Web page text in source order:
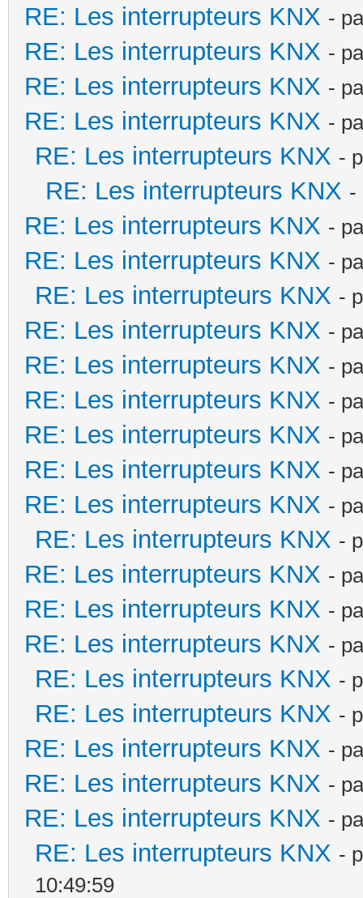
RE: Les interrupteurs KNX -
RE: Les interrupteurs KNX -
RE: Les interrupteurs KNX -
RE: Les interrupteurs KNX -
RE: Les interrupteurs KNX -
RE: Les interrupteurs KNX -
RE: Les interrupteurs KNX -
RE: Les interrupteurs KNX -
RE: Les interrupteurs KNX -
RE: Les interrupteurs KNX -
RE: Les interrupteurs KNX -
RE: Les interrupteurs KNX -
RE: Les interrupteurs KNX -
RE: Les interrupteurs KNX -
RE: Les interrupteurs KNX -
RE: Les interrupteurs KNX -
RE: Les interrupteurs KNX -
RE: Les interrupteurs KNX -
RE: Les interrupteurs KNX -
RE: Les interrupteurs KNX -
RE: Les interrupteurs KNX -
RE: Les interrupteurs KNX -
RE: Les interrupteurs KNX -
RE: Les interrupteurs KNX -
RE: Les interrupteurs KNX -
10:49:59